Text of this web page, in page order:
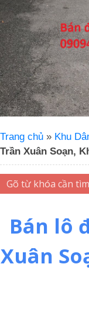
Trang chủ » Khu
Trần Xuân Soạn,
Bán lô
Xuân